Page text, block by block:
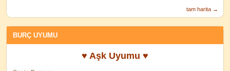
tam harita →
BURÇ UYUMU
♥ Aşk Uyumu ♥